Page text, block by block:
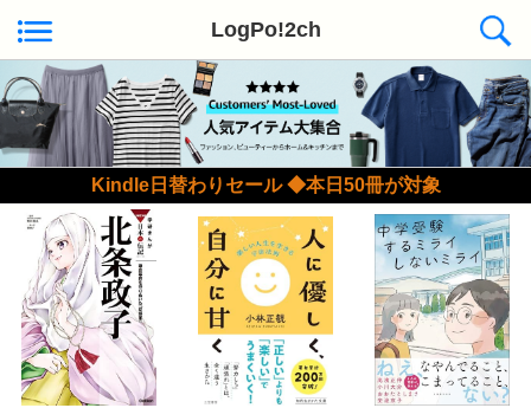
LogPo!2ch
Kindle日替わりセール ◆本日50冊が対象